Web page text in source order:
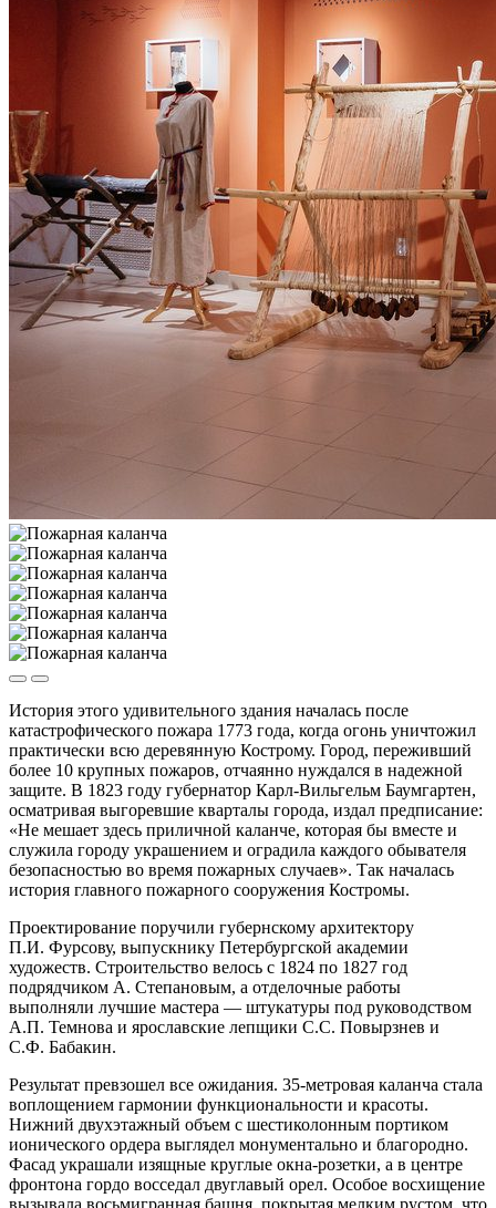
История этого удивительного здания началась после
катастрофического пожара 1773 года, когда огонь уничтожил
практически всю деревянную Кострому. Город, переживший
более 10 крупных пожаров, отчаянно нуждался в надежной
защите. В 1823 году губернатор Карл-Вильгельм Баумгартен,
осматривая выгоревшие кварталы города, издал предписание:
«Не мешает здесь приличной каланче, которая бы вместе и
служила городу украшением и оградила каждого обывателя
безопасностью во время пожарных случаев». Так началась
история главного пожарного сооружения Костромы.
Проектирование поручили губернскому архитектору
П.И. Фурсову, выпускнику Петербургской академии
художеств. Строительство велось с 1824 по 1827 год
подрядчиком А. Степановым, а отделочные работы
выполняли лучшие мастера — штукатуры под руководством
А.П. Темнова и ярославские лепщики С.С. Повырзнев и
С.Ф. Бабакин.
Результат превзошел все ожидания. 35-метровая каланча стала
воплощением гармонии функциональности и красоты.
Нижний двухэтажный объем с шестиколонным портиком
ионического ордера выглядел монументально и благородно.
Фасад украшали изящные круглые окна-розетки, а в центре
фронтона гордо восседал двуглавый орел. Особое восхищение
вызывала восьмигранная башня, покрытая мелким рустом, что